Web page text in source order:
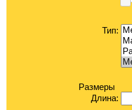
Тип:
Размеры
Длина: